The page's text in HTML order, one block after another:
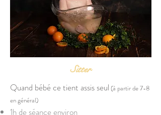
Sitter
​Quand bébé ce tient assis seul (à partir de 7-8
en général)
1h de séance environ